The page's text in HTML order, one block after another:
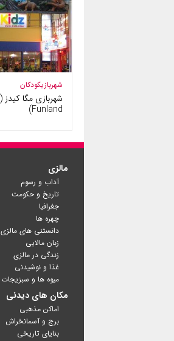
شهربازیکودکان
Funland)
مالزی
آداب و رسوم
تاریخ و حکومت
جغرافیا
چهره ها
دانستنی های مالزی
زبان مالایی
زندگی در مالزی
غذا و نوشیدنی
میوه ها و سبزیجات
مکان های دیدنی
اماکن مذهبی
برج و آسمانخراش
بنایای تاریخی